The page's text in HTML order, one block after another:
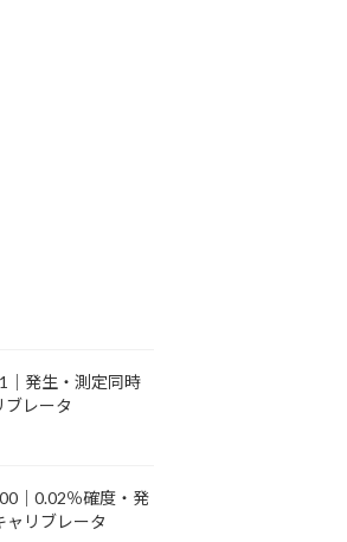
｜発生・測定同時
ブレータ
｜0.02％確度・発
ャリブレータ